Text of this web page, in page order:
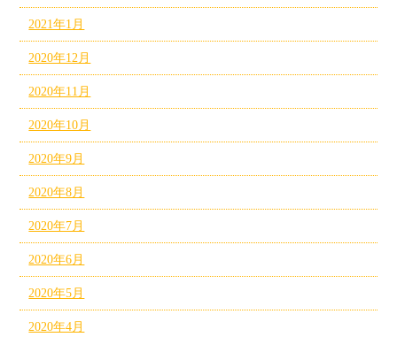
2021年1月
2020年12月
2020年11月
2020年10月
2020年9月
2020年8月
2020年7月
2020年6月
2020年5月
2020年4月